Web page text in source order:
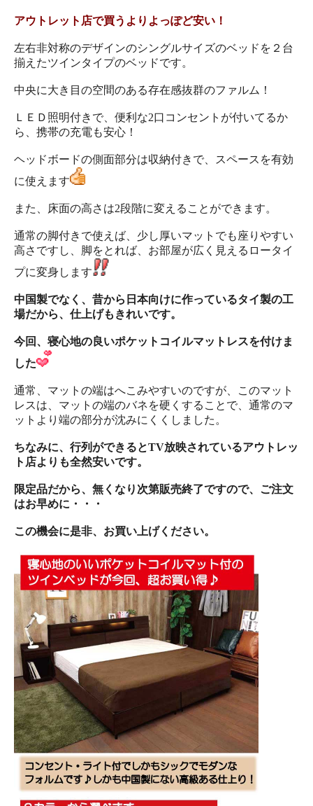
アウトレット店で買うよりよっぽど安い！
左右非対称のデザインのシングルサイズのベッドを２台
揃えたツインタイプのベッドです。
中央に大き目の空間のある存在感抜群のファルム！
ＬＥＤ照明付きで、便利な2口コンセントが付いてるか
ら、携帯の充電も安心！
ヘッドボードの側面部分は収納付きで、スペースを有効
に使えます
また、床面の高さは2段階に変えることができます。
通常の脚付きで使えば、少し厚いマットでも座りやすい
高さですし、脚をとれば、お部屋が広く見えるロータイ
プに変身します
中国製でなく、昔から日本向けに作っているタイ製の工
場だから、仕上げもきれいです。
今回、寝心地の良いポケットコイルマットレスを付けま
した
通常、マットの端はへこみやすいのですが、このマット
レスは、マットの端のバネを硬くすることで、通常のマ
ットより端の部分が沈みにくくしました。
ちなみに、行列ができるとTV放映されているアウトレッ
ト店よりも全然安いです。
限定品だから、無くなり次第販売終了ですので、ご注文
はお早めに・・・
この機会に是非、お買い上げください。